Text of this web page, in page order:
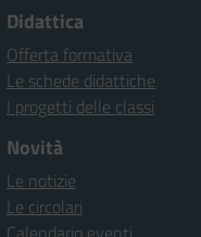
Didattica
Offerta formativa
Le schede didattiche
I progetti delle classi
Novità
Le notizie
Le circolari